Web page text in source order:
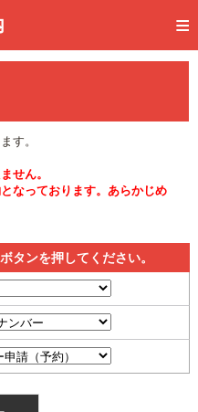
す。
せん。
なっております。あらかじめ
タンを押してください。